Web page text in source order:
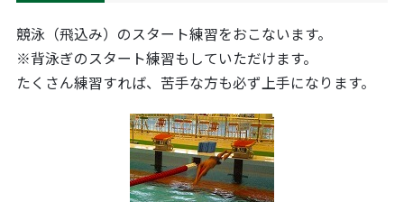
競泳（飛込み）のスタート練習をおこないます。
※背泳ぎのスタート練習もしていただけます。
たくさん練習すれば、苦手な方も必ず上手になります。